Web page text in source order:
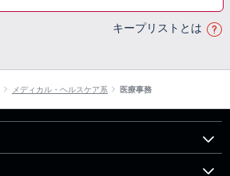
キープリストとは
メディカル・ヘルスケア系 医療事務